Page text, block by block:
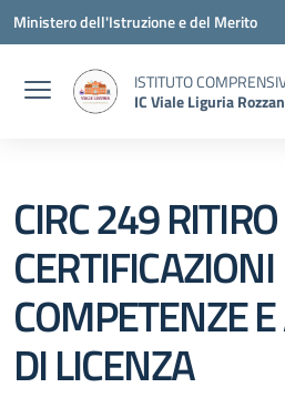
Vai ai contenuti
Vai al menu di navigazione
Vai al footer
Ministero dell'Istruzione e del Merito
ISTITUTO
IC Viale Liguria
CIRC 249 RITIRO
CERTIFICAZIONI
COMPETENZE
DI LICENZA